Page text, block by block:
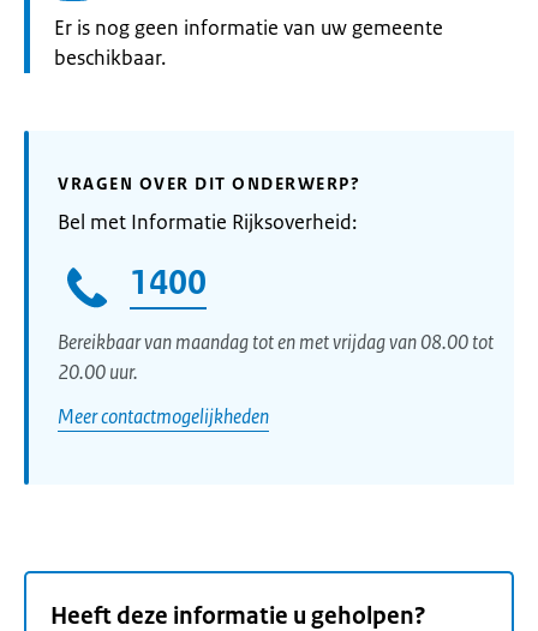
Informatie:
Er is nog geen informatie van uw gemeente
beschikbaar.
VRAGEN OVER DIT ONDERWERP?
Bel met Informatie Rijksoverheid:
1400
Bereikbaar van maandag tot en met vrijdag van 08.00 tot
20.00 uur.
Meer contactmogelijkheden
Heeft deze informatie u geholpen?